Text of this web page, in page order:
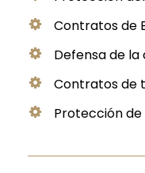
Contratos de
Defensa de
Contratos de
Protección